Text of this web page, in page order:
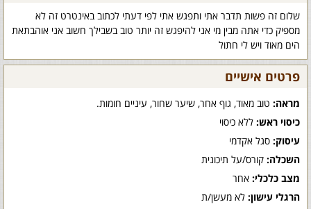
שלום זה פשות תדבר אתי ותפגש אתי לפי דעתי לכתוב באינטרט זה לא
מספיק כדי אתה מבין מי אני להיפגש זה יותר טוב בשבילך חשוב אני אוהבתאת
הים מאוד ויש לי חתול
פרטים אישיים
מראה: טוב מאוד, גוף אחר, שיער שחור, עיניים חומות.
כיסוי ראש: ללא כיסוי
עיסוק: סגל אקדמי
השכלה: קורס/על תיכונית
מצב כלכלי: אחר
הרגלי עישון: לא מעשן/ת